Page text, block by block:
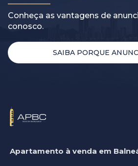
Conheça as vantagens de
conosco.
SAIBA PORQUE
Apartamento à venda em